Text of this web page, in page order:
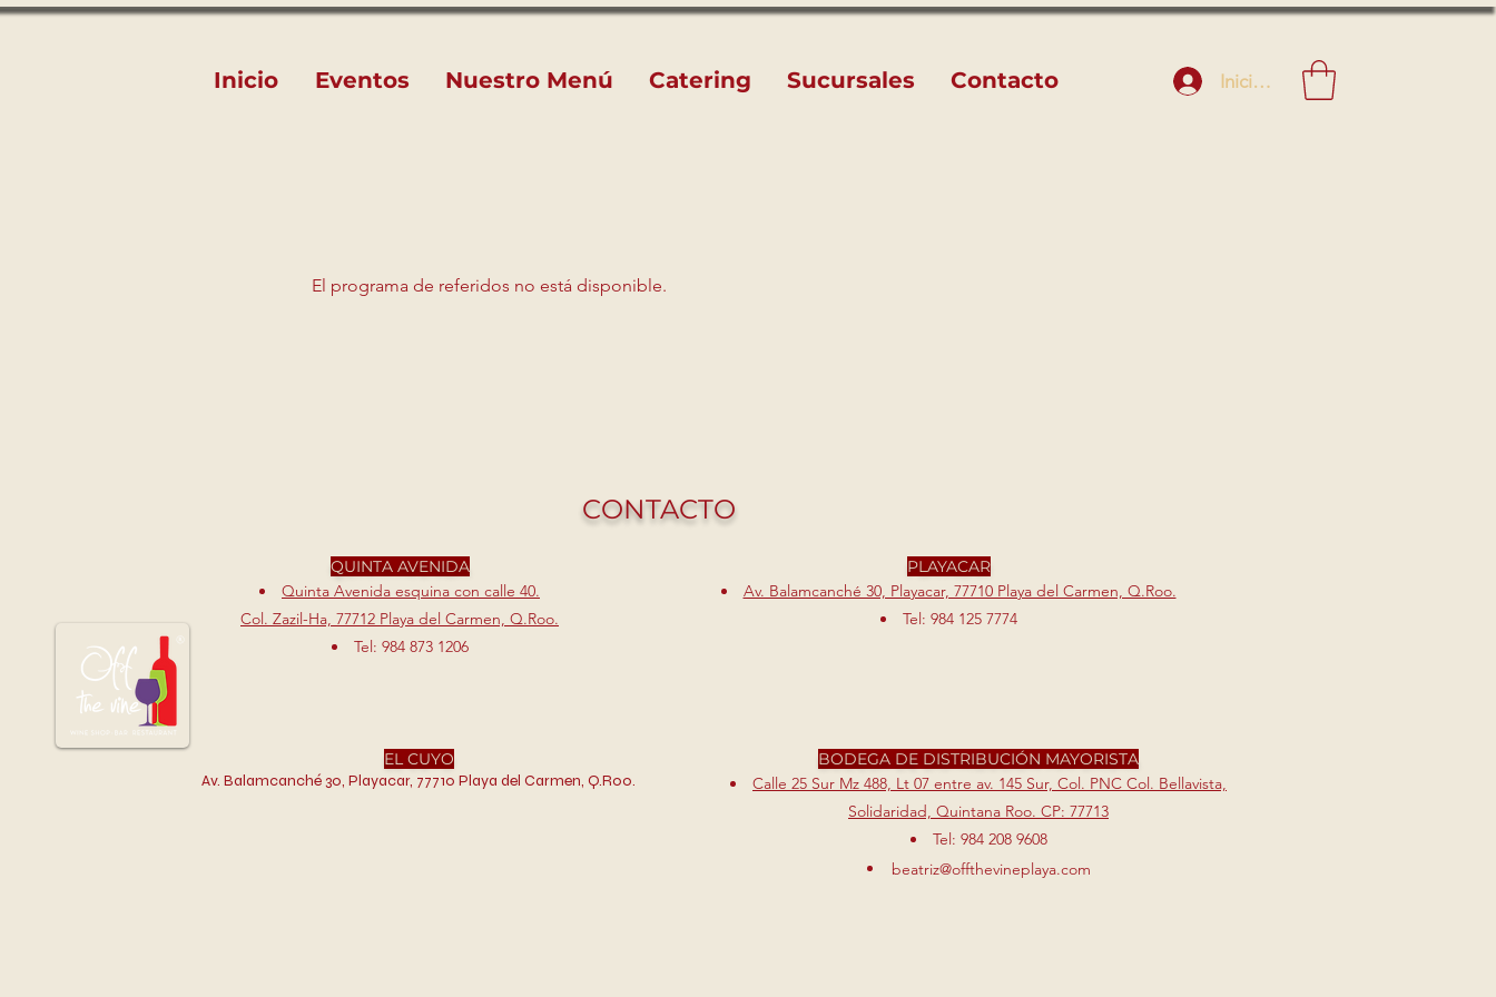
Inicio Eventos Nuestro Menú Catering Sucursales Contacto Iniciar sesión
El programa de referidos no está disponible.
CONTACTO
QUINTA AVENIDA
Quinta Avenida esquina con calle 40.
Col. Zazil-Ha, 77712 Playa del Carmen, Q.Roo.
Tel: 984 873 1206
PLAYACAR
Av. Balamcanché 30, Playacar, 77710 Playa del Carmen, Q.Roo.
Tel: 984 125 7774
EL CUYO
Av. Balamcanché 30, Playacar, 77710 Playa del Carmen, Q.Roo.
BODEGA DE DISTRIBUCIÓN MAYORISTA
Calle 25 Sur Mz 488, Lt 07 entre av. 145 Sur, Col. PNC Col. Bellavista,
Solidaridad, Quintana Roo. CP: 77713​
Tel: 984 208 9608
beatriz@offthevineplaya.com